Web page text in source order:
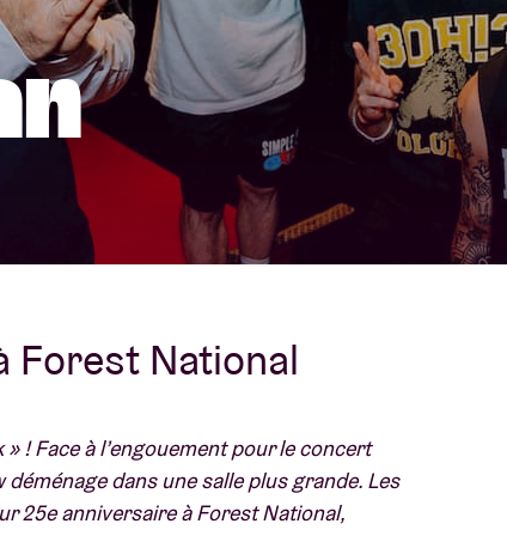
À propos de l'AB
Contact
Forest National
! Face à l’engouement pour le concert
dans une salle plus grande. Les
25e anniversaire à Forest National,